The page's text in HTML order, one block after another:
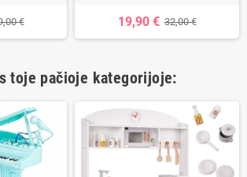
€ 19,90 € 32,00 €
toje pačioje kategorijoje: